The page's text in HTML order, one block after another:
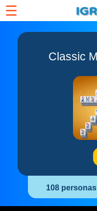
☰
‎Classic
108